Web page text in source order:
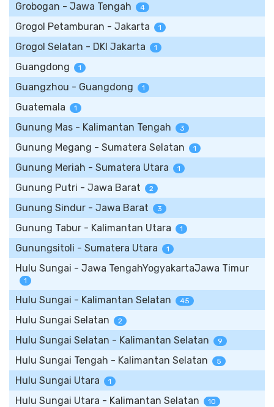
Grobogan - Jawa Tengah 4
Grogol Petamburan - Jakarta 1
Grogol Selatan - DKI Jakarta 1
Guangdong 1
Guangzhou - Guangdong 1
Guatemala 1
Gunung Mas - Kalimantan Tengah 3
Gunung Megang - Sumatera Selatan 1
Gunung Meriah - Sumatera Utara 1
Gunung Putri - Jawa Barat 2
Gunung Sindur - Jawa Barat 3
Gunung Tabur - Kalimantan Utara 1
Gunungsitoli - Sumatera Utara 1
Hulu Sungai - Jawa TengahYogyakartaJawa Timur
1
Hulu Sungai - Kalimantan Selatan 45
Hulu Sungai Selatan 2
Hulu Sungai Selatan - Kalimantan Selatan 9
Hulu Sungai Tengah - Kalimantan Selatan 5
Hulu Sungai Utara 1
Hulu Sungai Utara - Kalimantan Selatan 10